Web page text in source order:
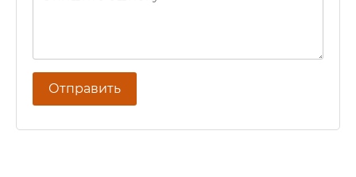
Отправить